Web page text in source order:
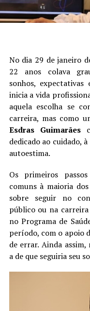
No dia 29 de janeiro
22 anos colava
sonhos,
inicia a vida
aquela escolha se
carreira, mas como
Esdras Guimarães
dedicado ao cuidado,
autoestima.
Os primeiros
comuns à maioria
sobre seguir no
público ou na
no Programa de
período, com o apoio
de errar. Ainda
a de que seguiria seu